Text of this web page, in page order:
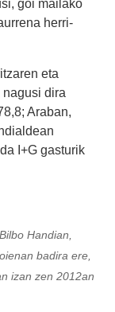
herri-
eta
dira
Araban,
I+G gasturik
Handian,
badira ere,
izan zen 2012an